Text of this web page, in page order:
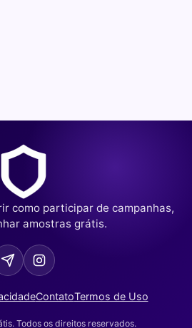
como participar de campanhas,
amostras grátis.
ContatoTermos de Uso
Todos os direitos reservados.